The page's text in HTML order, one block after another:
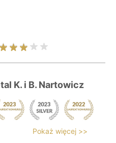
K. i B. Nartowicz
Pokaż więcej >>